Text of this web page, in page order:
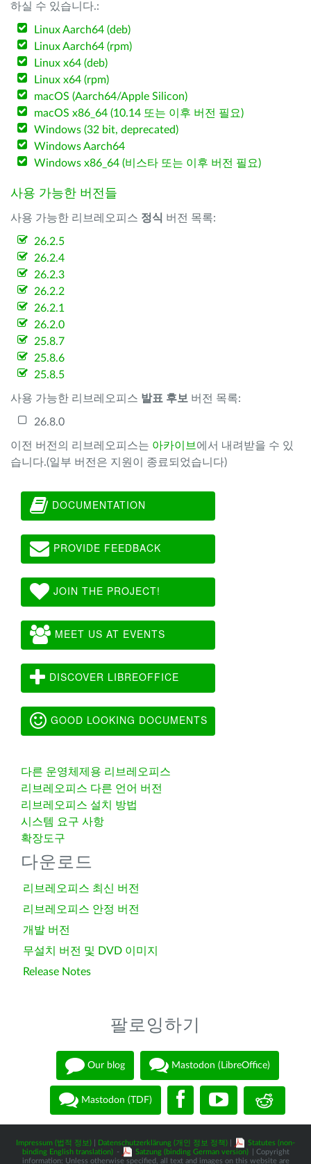
하실 수 있습니다.:
Linux Aarch64 (deb)
Linux Aarch64 (rpm)
Linux x64 (deb)
Linux x64 (rpm)
macOS (Aarch64/Apple Silicon)
macOS x86_64 (10.14 또는 이후 버전 필요)
Windows (32 bit, deprecated)
Windows Aarch64
Windows x86_64 (비스타 또는 이후 버전 필요)
사용 가능한 버전들
사용 가능한 리브레오피스 정식 버전 목록:
26.2.5
26.2.4
26.2.3
26.2.2
26.2.1
26.2.0
25.8.7
25.8.6
25.8.5
사용 가능한 리브레오피스 발표 후보 버전 목록:
26.8.0
이전 버전의 리브레오피스는 아카이브 에서 내려받을 수 있
습니다.(일부 버전은 지원이 종료되었습니다)
DOCUMENTATION
PROVIDE FEEDBACK
JOIN THE PROJECT!
MEET US AT EVENTS
DISCOVER LIBREOFFICE
GOOD LOOKING DOCUMENTS
다른 운영체제용 리브레오피스
리브레오피스 다른 언어 버전
리브레오피스 설치 방법
시스템 요구 사항
확장도구
다운로드
리브레오피스 최신 버전
리브레오피스 안정 버전
개발 버전
무설치 버전 및 DVD 이미지
Release Notes
팔로잉하기
Our blog Mastodon (LibreOffice)
Mastodon (TDF)
Impressum (법적 정보) Datenschutzerklärung (개인 정보 정책)
Statutes (non-
binding English translation) - Satzung (binding German version)
| Copyright
information: Unless otherwise specified, all text and images on this website are